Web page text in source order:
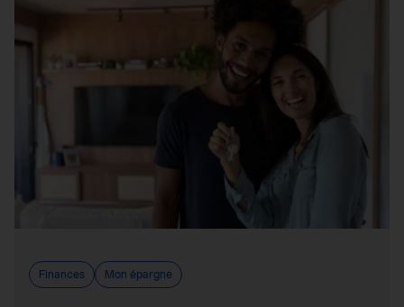
Finances Mon épargne